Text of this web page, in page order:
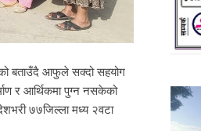
बताउँदै आफुले सक्दो सहयोग
र आर्थिकमा पुग्न नसकेको
७७जिल्ला मध्य २वटा